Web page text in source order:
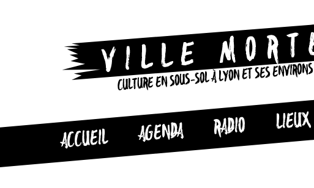
CULTURE EN SOUS-SOL À LYON ET SES ENVIRONS
ACCUEIL AGENDA RADIO LIEUX